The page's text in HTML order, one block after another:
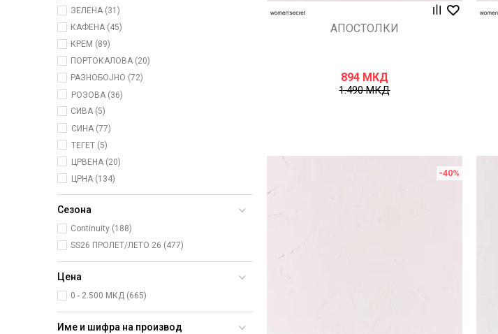
ЗЕЛЕНА (31)
КАФЕНА (45)
КРЕМ (89)
ПОРТОКАЛОВА (20)
РАЗНОБОЈНО (72)
РОЗОВА (36)
СИВА (5)
СИНА (77)
ТЕГЕТ (5)
ЦРВЕНА (20)
ЦРНА (134)
Сезона
Continuity (188)
SS26 ПРОЛЕТ/ЛЕТО 26 (477)
Цена
0 - 2.500 МКД (665)
Име и шифра на производ
АПОСТОЛКИ
894 МКД
1.490МКД
-40%